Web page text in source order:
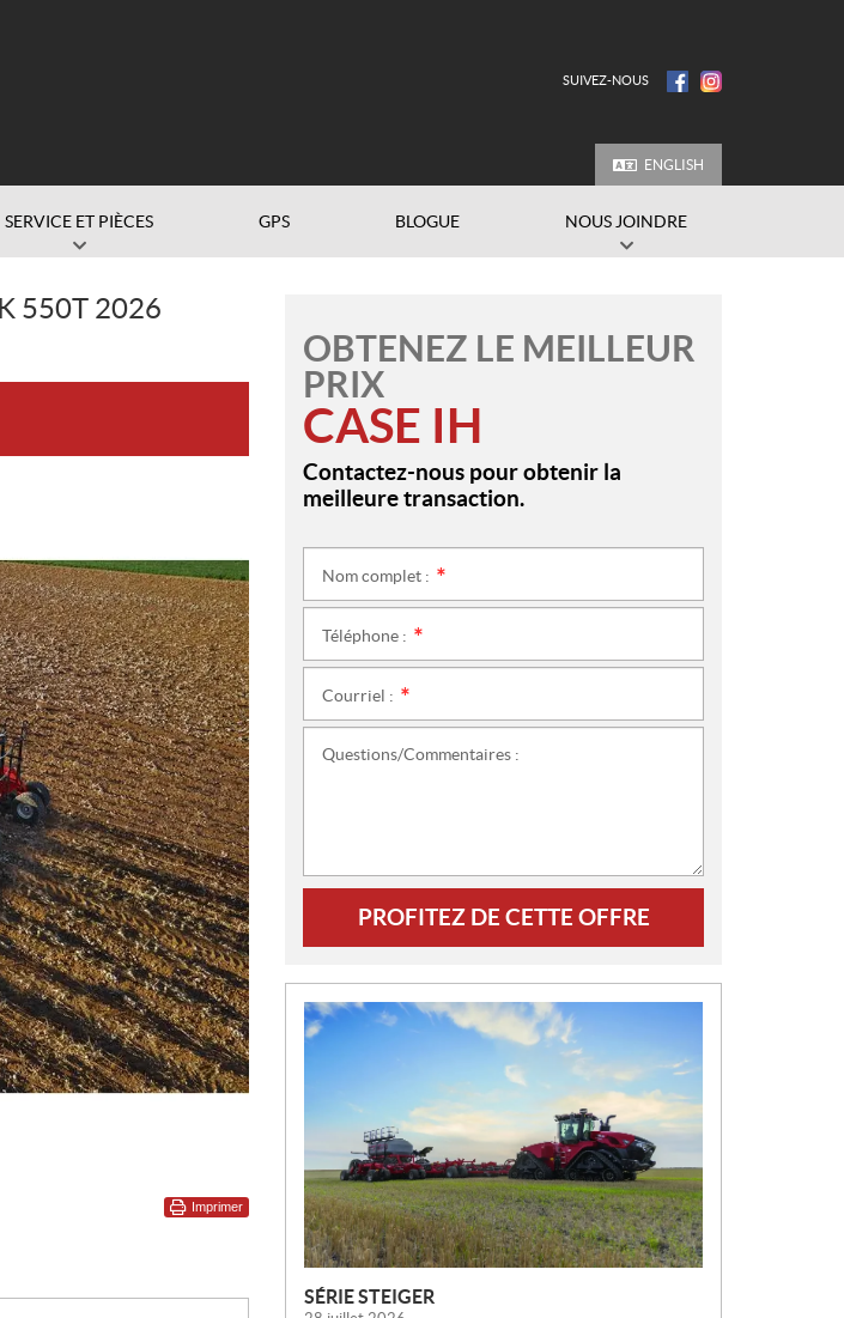
SUIVEZ-NOUS
ENGLISH
SERVICE ET PIÈCES GPS BLOGUE NOUS JOINDRE
550T 2026
Imprimer
OBTENEZ LE MEILLEUR
PRIX
CASE IH
Contactez-nous pour obtenir la
meilleure transaction.
Nom complet :
Téléphone :
Courriel :
Questions/Commentaires :
PROFITEZ DE CETTE OFFRE
N
O
E
L
E
S
SÉRIE STEIGER